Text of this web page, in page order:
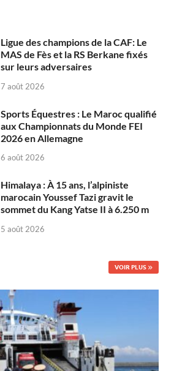
Ligue des champions de la CAF: Le
MAS de Fès et la RS Berkane fixés
sur leurs adversaires
7 août 2026
Sports Équestres : Le Maroc qualifié
aux Championnats du Monde FEI
2026 en Allemagne
6 août 2026
Himalaya : À 15 ans, l’alpiniste
marocain Youssef Tazi gravit le
sommet du Kang Yatse II à 6.250 m
5 août 2026
VOIR PLUS